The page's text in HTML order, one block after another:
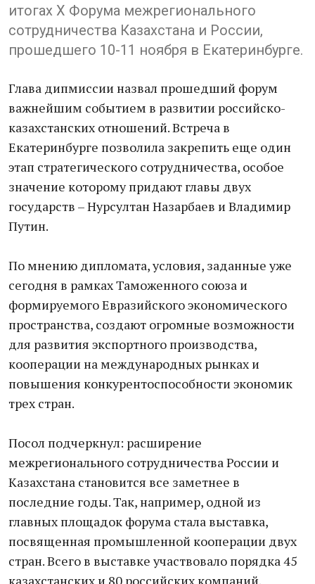
итогах Х Форума межрегионального
сотрудничества Казахстана и России,
прошедшего 10-11 ноября в Екатеринбурге.
Глава дипмиссии назвал прошедший форум
важнейшим событием в развитии российско-
казахстанских отношений. Встреча в
Екатеринбурге позволила закрепить еще один
этап стратегического сотрудничества, особое
значение которому придают главы двух
государств – Нурсултан Назарбаев и Владимир
Путин.
По мнению дипломата, условия, заданные уже
сегодня в рамках Таможенного союза и
формируемого Евразийского экономического
пространства, создают огромные возможности
для развития экспортного производства,
кооперации на международных рынках и
повышения конкурентоспособности экономик
трех стран.
Посол подчеркнул: расширение
межрегионального сотрудничества России и
Казахстана становится все заметнее в
последние годы. Так, например, одной из
главных площадок форума стала выставка,
посвященная промышленной кооперации двух
стран. Всего в выставке участвовало порядка 45
казахстанских и 80 российских компаний.